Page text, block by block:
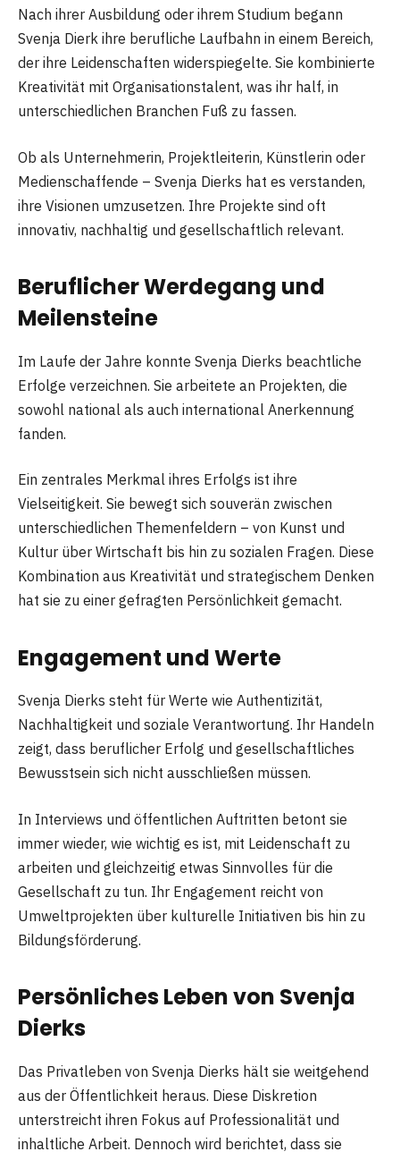
Nach ihrer Ausbildung oder ihrem Studium begann
Svenja Dierk ihre berufliche Laufbahn in einem Bereich,
der ihre Leidenschaften widerspiegelte. Sie kombinierte
Kreativität mit Organisationstalent, was ihr half, in
unterschiedlichen Branchen Fuß zu fassen.
Ob als Unternehmerin, Projektleiterin, Künstlerin oder
Medienschaffende – Svenja Dierks hat es verstanden,
ihre Visionen umzusetzen. Ihre Projekte sind oft
innovativ, nachhaltig und gesellschaftlich relevant.
Beruflicher Werdegang und
Meilensteine
Im Laufe der Jahre konnte Svenja Dierks beachtliche
Erfolge verzeichnen. Sie arbeitete an Projekten, die
sowohl national als auch international Anerkennung
fanden.
Ein zentrales Merkmal ihres Erfolgs ist ihre
Vielseitigkeit. Sie bewegt sich souverän zwischen
unterschiedlichen Themenfeldern – von Kunst und
Kultur über Wirtschaft bis hin zu sozialen Fragen. Diese
Kombination aus Kreativität und strategischem Denken
hat sie zu einer gefragten Persönlichkeit gemacht.
Engagement und Werte
Svenja Dierks steht für Werte wie Authentizität,
Nachhaltigkeit und soziale Verantwortung. Ihr Handeln
zeigt, dass beruflicher Erfolg und gesellschaftliches
Bewusstsein sich nicht ausschließen müssen.
In Interviews und öffentlichen Auftritten betont sie
immer wieder, wie wichtig es ist, mit Leidenschaft zu
arbeiten und gleichzeitig etwas Sinnvolles für die
Gesellschaft zu tun. Ihr Engagement reicht von
Umweltprojekten über kulturelle Initiativen bis hin zu
Bildungsförderung.
Persönliches Leben von Svenja
Dierks
Das Privatleben von Svenja Dierks hält sie weitgehend
aus der Öffentlichkeit heraus. Diese Diskretion
unterstreicht ihren Fokus auf Professionalität und
inhaltliche Arbeit. Dennoch wird berichtet, dass sie